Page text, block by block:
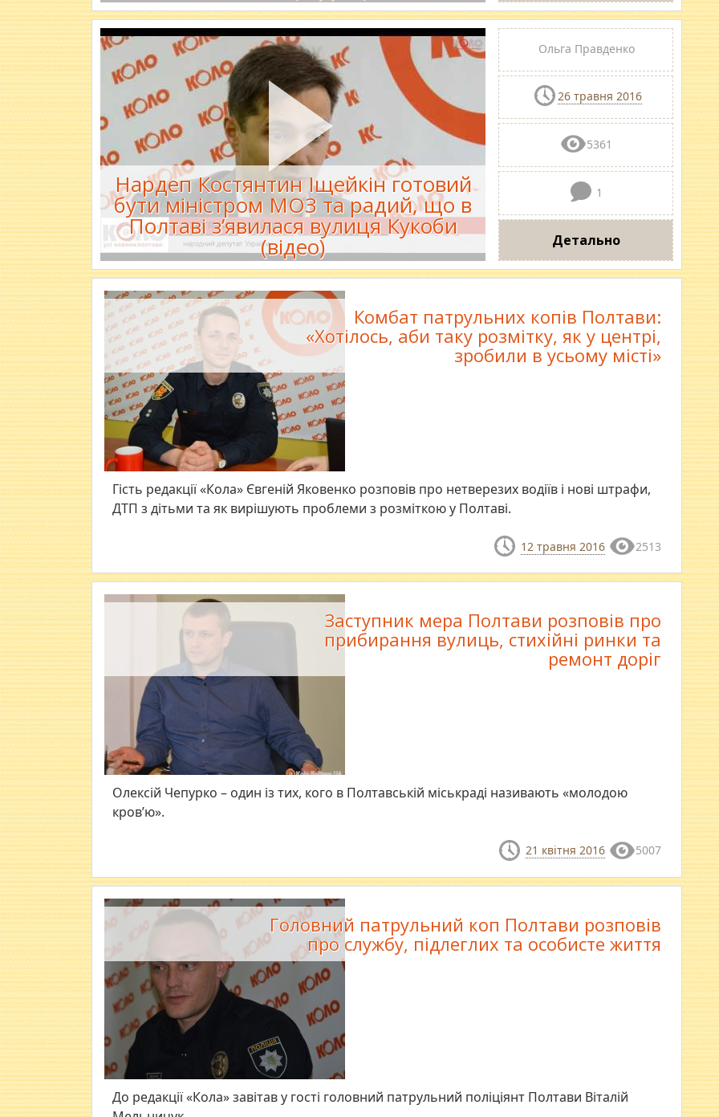
Нардеп Костянтин Іщейкін готовий
бути міністром МОЗ та радий, що в
Полтаві з’явилася вулиця Кукоби
(відео)
Ольга Правденко
26 травня 2016
5361
1
Детально
Комбат патрульних копів Полтави:
«Хотілось, аби таку розмітку, як у центрі,
зробили в усьому місті»
Гість редакції «Кола» Євгеній Яковенко розповів про нетверезих водіїв і нові штрафи,
ДТП з дітьми та як вирішують проблеми з розміткою у Полтаві.
12 травня 2016 2513
Заступник мера Полтави розповів про
прибирання вулиць, стихійні ринки та
ремонт доріг
Олексій Чепурко – один із тих, кого в Полтавській міськраді називають «молодою
кров’ю».
21 квітня 2016 5007
Головний патрульний коп Полтави розповів
про службу, підлеглих та особисте життя
До редакції «Кола» завітав у гості головний патрульний поліціянт Полтави Віталій